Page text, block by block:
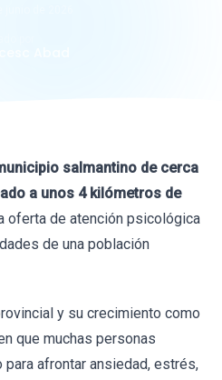
de 2026
salmantino de cerca
a unos 4 kilómetros de
oferta de atención psicológica
de una población
y su crecimiento como
que muchas personas
afrontar ansiedad, estrés,